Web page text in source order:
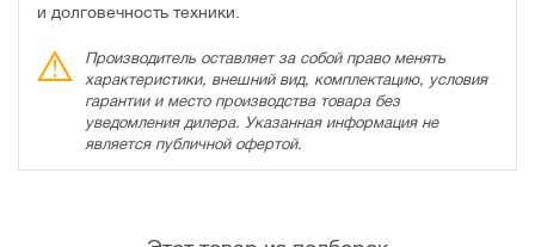
и долговечность техники.
Производитель оставляет за собой право менять
характеристики, внешний вид, комплектацию, условия
гарантии и место производства товара без
уведомления дилера. Указанная информация не
является публичной офертой.